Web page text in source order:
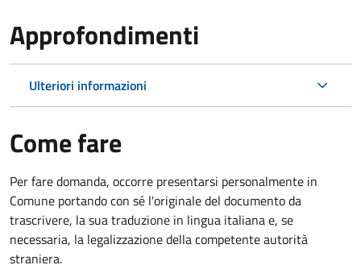
Approfondimenti
Ulteriori informazioni
Come fare
Per fare domanda, occorre presentarsi personalmente in
Comune portando con sé l'originale del documento da
trascrivere, la sua traduzione in lingua italiana e, se
necessaria, la legalizzazione della competente autorità
straniera.